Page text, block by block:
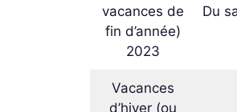
vacances de
fin d’année)
2023
Du
Vacances
d’hiver (ou